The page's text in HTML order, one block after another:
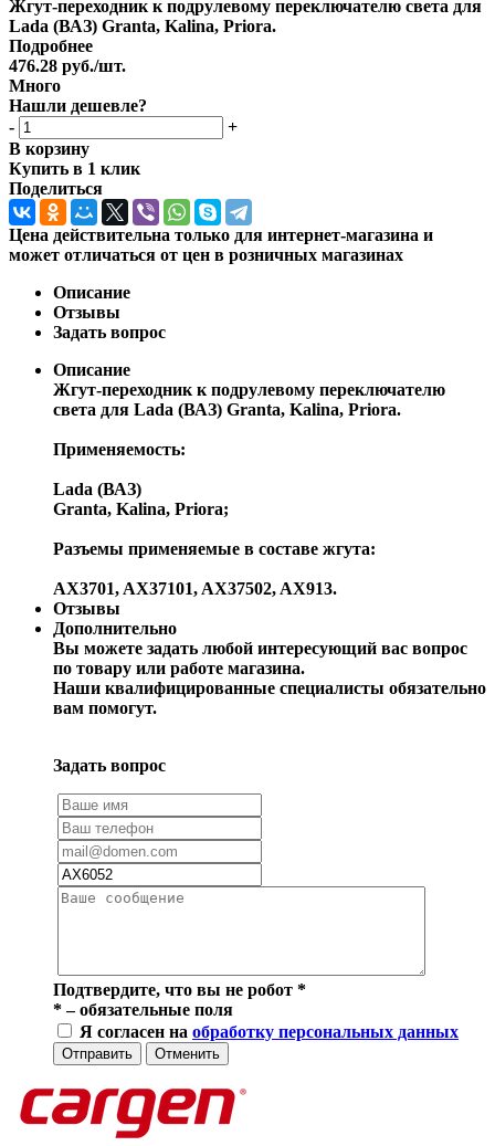
Жгут-переходник к подрулевому переключателю света для
Lada (ВАЗ) Granta, Kalina, Priora.
Подробнее
476.28 руб./шт.
Много
Нашли дешевле?
-
+
В корзину
Купить в 1 клик
Поделиться
Цена действительна только для интернет-магазина и
может отличаться от цен в розничных магазинах
Описание
Отзывы
Задать вопрос
Описание
Жгут-переходник к подрулевому переключателю
света для Lada (ВАЗ) Granta, Kalina, Priora.
Применяемость:
Lada (ВАЗ)
Granta, Kalina, Priora;
Разъемы применяемые в составе жгута:
AX3701, AX37101, AX37502, AX913.
Отзывы
Дополнительно
Вы можете задать любой интересующий вас вопрос
по товару или работе магазина.
Наши квалифицированные специалисты обязательно
вам помогут.
Задать вопрос
Подтвердите, что вы не робот *
*– обязательные поля
Я согласен на обработку персональных данных
Отправить Отменить